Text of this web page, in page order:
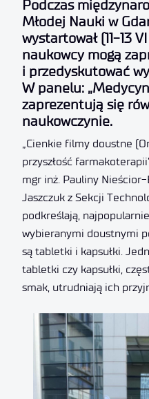
Podczas
Młodej Nauki w
wystartował (11-13
naukowcy mogą
i przedyskutować
W panelu:
zaprezentują się
naukowczynie.
„Cienkie filmy doustne
przyszłość
mgr inż. Pauliny
Jaszczuk z Sekcji
podkreślają,
wybieranymi doustnymi
są tabletki i kapsułki.
tabletki czy kapsułki,
smak, utrudniają ich